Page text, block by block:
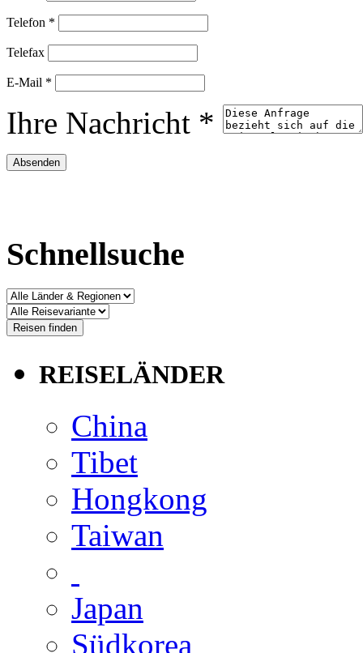
Telefon *
Telefax
E-Mail *
Ihre Nachricht *
Schnellsuche
REISELÄNDER
China
Tibet
Hongkong
Taiwan
Japan
Südkorea